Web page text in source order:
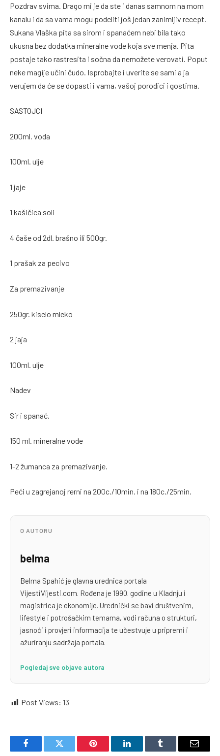
Pozdrav svima. Drago mi je da ste i danas samnom na mom
kanalu i da sa vama mogu podeliti još jedan zanimljiv recept.
Sukana Vlaška pita sa sirom i spanaćem nebi bila tako
ukusna bez dodatka mineralne vode koja sve menja. Pita
postaje tako rastresita i sočna da nemožete verovati. Poput
neke magije učini čudo. Isprobajte i uverite se sami a ja
verujem da će se dopasti i vama, vašoj porodici i gostima.
SASTOJCI
200ml. voda
100ml. ulje
1 jaje
1 kašičica soli
4 čaše od 2dl. brašno ili 500gr.
1 prašak za pecivo
Za premazivanje
250gr. kiselo mleko
2 jaja
100ml. ulje
Nadev
Sir i spanać.
150 ml. mineralne vode
1-2 žumanca za premazivanje.
Peći u zagrejanoj rerni na 200c./10min. i na 180c./25min.
O AUTORU
belma
Belma Spahić je glavna urednica portala
VijestiVijesti.com. Rođena je 1990. godine u Kladnju i
magistrica je ekonomije. Urednički se bavi društvenim,
lifestyle i potrošačkim temama, vodi računa o strukturi,
jasnoći i provjeri informacija te učestvuje u pripremi i
ažuriranju sadržaja portala.
Pogledaj sve objave autora
Post Views: 13
FacebookTwitter Pinterest LinkedInTumblr Email